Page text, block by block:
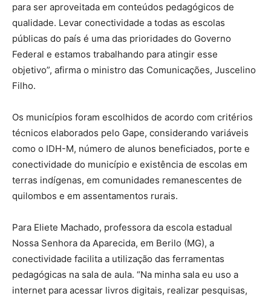
para ser aproveitada em conteúdos pedagógicos de
qualidade. Levar conectividade a todas as escolas
públicas do país é uma das prioridades do Governo
Federal e estamos trabalhando para atingir esse
objetivo”, afirma o ministro das Comunicações, Juscelino
Filho.
Os municípios foram escolhidos de acordo com critérios
técnicos elaborados pelo Gape, considerando variáveis
como o IDH-M, número de alunos beneficiados, porte e
conectividade do município e existência de escolas em
terras indígenas, em comunidades remanescentes de
quilombos e em assentamentos rurais.
Para Eliete Machado, professora da escola estadual
Nossa Senhora da Aparecida, em Berilo (MG), a
conectividade facilita a utilização das ferramentas
pedagógicas na sala de aula. “Na minha sala eu uso a
internet para acessar livros digitais, realizar pesquisas,